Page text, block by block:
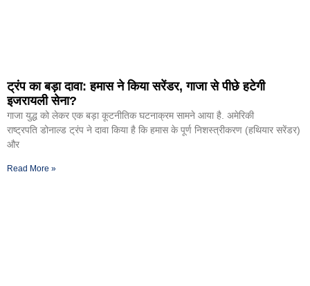
ट्रंप का बड़ा दावा: हमास ने किया सरेंडर, गाजा से पीछे हटेगी
इजरायली सेना?
गाजा युद्ध को लेकर एक बड़ा कूटनीतिक घटनाक्रम सामने आया है. अमेरिकी
राष्ट्रपति डोनाल्ड ट्रंप ने दावा किया है कि हमास के पूर्ण निशस्त्रीकरण (हथियार सरेंडर)
और
Read More »